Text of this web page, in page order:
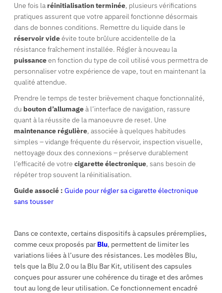
Une fois la réinitialisation terminée, plusieurs vérifications
pratiques assurent que votre appareil fonctionne désormais
dans de bonnes conditions. Remettre du liquide dans le
réservoir videévite toute brûlure accidentelle de la
résistance fraîchement installée. Régler à nouveau la
puissanceen fonction du type de coil utilisé vous permettra de
personnaliser votre expérience de vape, tout en maintenant la
qualité attendue.
Prendre le temps de tester brièvement chaque fonctionnalité,
du bouton d’allumageà l’interface de navigation, rassure
quant à la réussite de la manoeuvre de reset. Une
maintenance régulière, associée à quelques habitudes
simples – vidange fréquente du réservoir, inspection visuelle,
nettoyage doux des connexions – préserve durablement
l’efficacité de votre cigarette électronique, sans besoin de
répéter trop souvent la réinitialisation.
Guide associé : Guide pour régler sa cigarette électronique
sans tousser
Dans ce contexte, certains dispositifs à capsules préremplies,
comme ceux proposés par Blu, permettent de limiter les
variations liées à l’usure des résistances. Les modèles Blu,
tels que la Blu 2.0 ou la Blu Bar Kit, utilisent des capsules
conçues pour assurer une cohérence du tirage et des arômes
tout au long de leur utilisation. Ce fonctionnement encadré